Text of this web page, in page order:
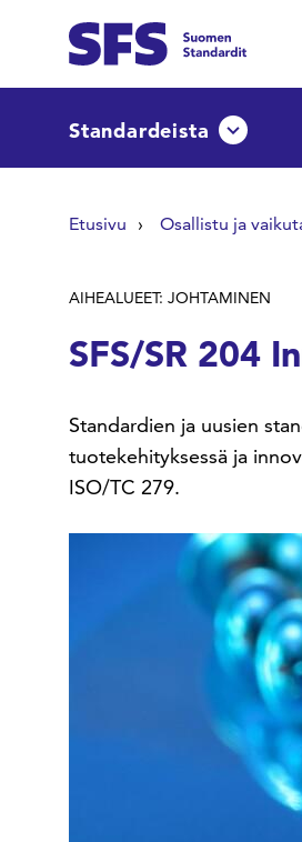
Standardeista Avaa tai
Etusivu Osallistu ja
AIHEALUEET: JOHTAMINEN
SFS/SR 204
Standardien ja uusien
tuotekehityksessä ja
ISO/TC 279.